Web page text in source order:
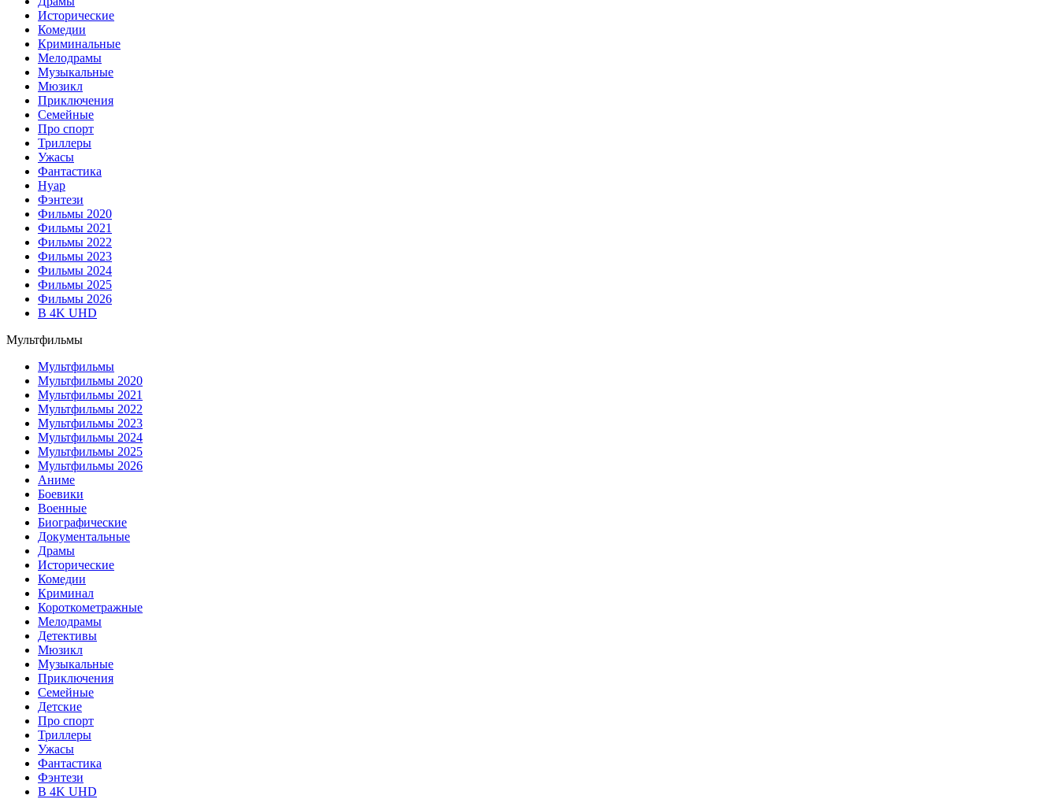
Исторические
Комедии
Криминальные
Мелодрамы
Музыкальные
Мюзикл
Приключения
Семейные
Про спорт
Триллеры
Ужасы
Фантастика
Нуар
Фэнтези
Фильмы 2020
Фильмы 2021
Фильмы 2022
Фильмы 2023
Фильмы 2024
Фильмы 2025
Фильмы 2026
В 4K UHD
Мультфильмы
Мультфильмы
Мультфильмы 2020
Мультфильмы 2021
Мультфильмы 2022
Мультфильмы 2023
Мультфильмы 2024
Мультфильмы 2025
Мультфильмы 2026
Аниме
Боевики
Военные
Биографические
Документальные
Драмы
Исторические
Комедии
Криминал
Короткометражные
Мелодрамы
Детективы
Мюзикл
Музыкальные
Приключения
Семейные
Детские
Про спорт
Триллеры
Ужасы
Фантастика
Фэнтези
В 4K UHD